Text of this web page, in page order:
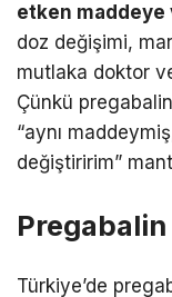
etken maddeye
doz değişimi,
mutlaka doktor
Çünkü
“aynı
değiştiririm”
Türkiye’de